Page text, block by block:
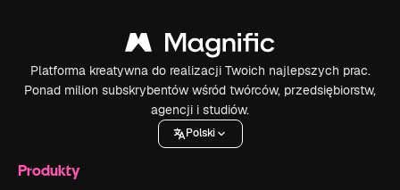
Platforma kreatywna do realizacji Twoich najlepszych prac.
Ponad milion subskrybentów wśród twórców, przedsiębiorstw,
agencji i studiów.
Polski
Produkty